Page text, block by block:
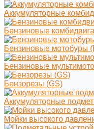
Аккумуляторные
Бензиновые
Бензиновые мотобуры
Бензиновые
Бензорезы (GS)
Аккумуляторные
Мойки высокого